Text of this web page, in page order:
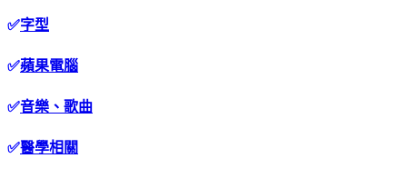
✅字型
✅蘋果電腦
✅音樂、歌曲
✅醫學相關